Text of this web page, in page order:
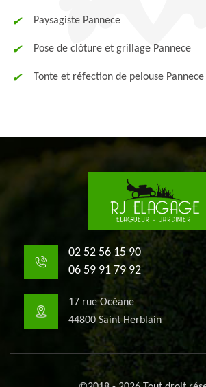
Paysagiste Pannece
Pose de clôture et grillage Pannece
Tonte et réfection de pelouse Pannece
02 52 56 15 90
06 59 91 79 92
17 rue Océane
44800 Saint Herblain